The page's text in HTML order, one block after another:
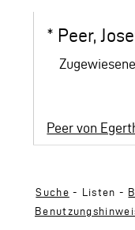
* Peer,
Peer von
Suche - Listen -